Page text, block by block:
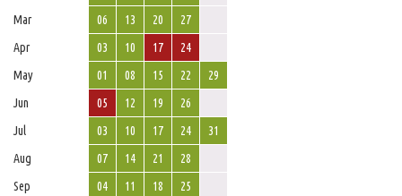
Mar
06 13 20
27
Apr
03 10 17
24
May
01 08 15 22
29
Jun
05 12 19
26
Jul
03 10 17 24
31
Aug
07 14 21
28
Sep
04 11 18
25